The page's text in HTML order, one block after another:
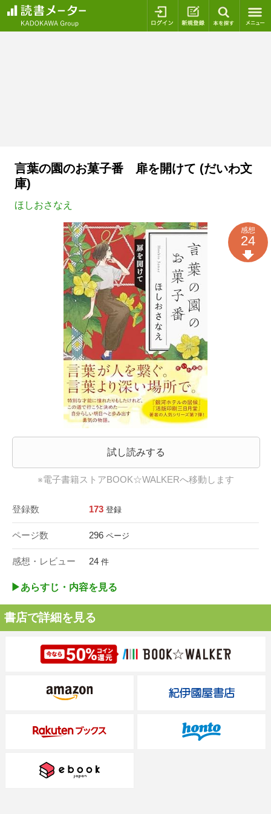
ログイン 新規登録
言葉の園のお菓子番 扉を開けて (だいわ文
庫)
ほしおさなえ
試し読みする
※電子書籍ストアBOOK☆WALKERへ移動します
登録数 173 登録
ページ数 296 ページ
感想・レビュー 24 件
感想
24
▶︎あらすじ・内容を見る
書店で詳細を見る